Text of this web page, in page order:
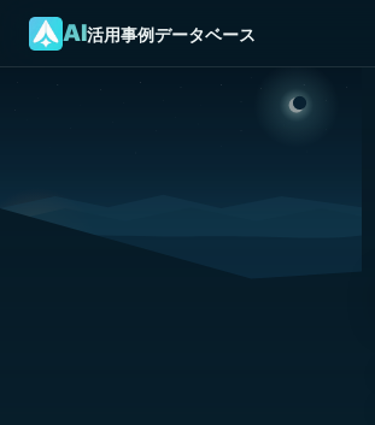
AI活用事例データベース